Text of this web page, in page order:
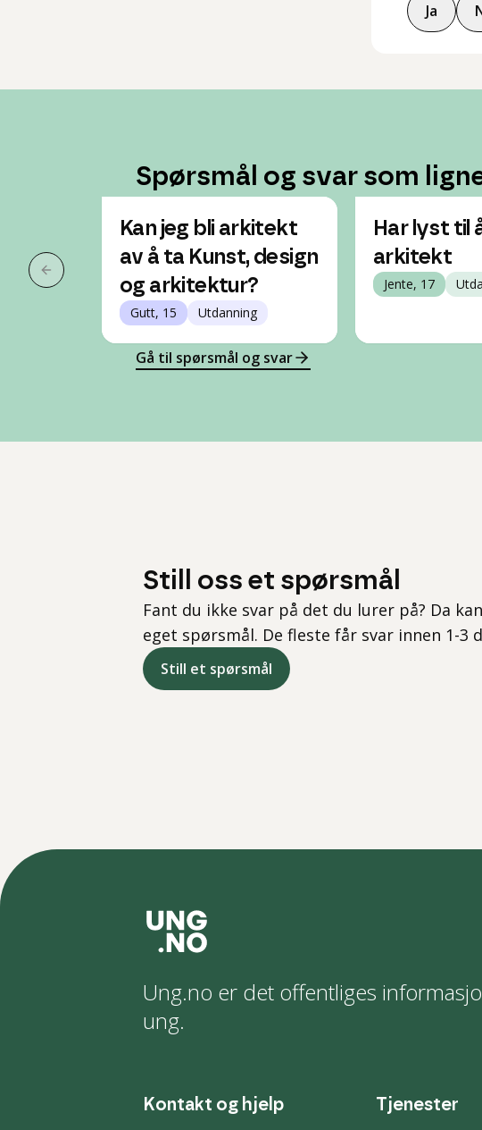
Ja
Spørsmål og svar som
Forrige slide
Kan jeg bli arkitekt
av å ta Kunst, design
og arkitektur?
Gutt, 15 Utdanning
Har lyst til
arkitekt
Jente, 17
Gå til spørsmål og svar
Still oss et spørsmål
Fant du ikke svar på det du lurer på? Da
eget spørsmål. De fleste får svar innen 1-3
Still et spørsmål
Ung.no er det offentliges
ung.
Kontakt og hjelp Tjenester